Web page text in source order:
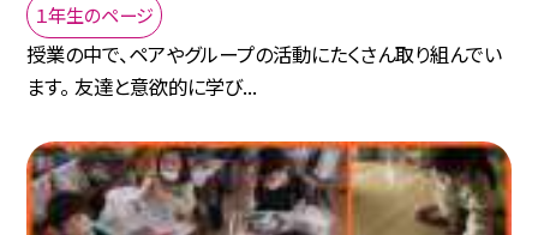
１年生のページ
授業の中で、ペアやグループの活動にたくさん取り組んでい
ます。 友達と意欲的に学び...